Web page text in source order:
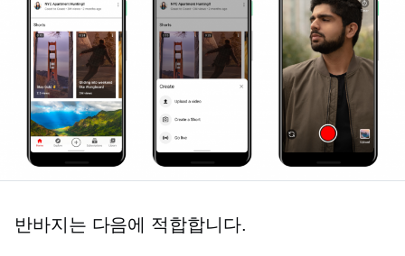
반바지는 다음에 적합합니다.